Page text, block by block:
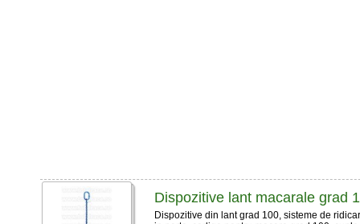
Dispozitive lant macarale grad
Dispozitive din lant grad 100, sisteme de